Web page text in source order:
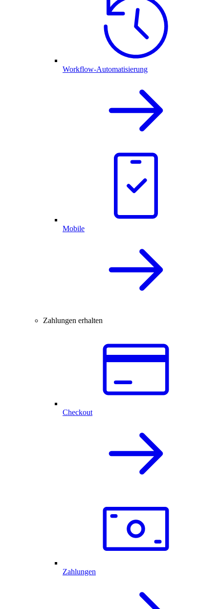
Workflow-Automatisierung
Mobile
Zahlungen erhalten
Checkout
Zahlungen